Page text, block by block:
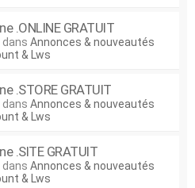
.ONLINE GRATUIT
dans Annonces & nouveautés
& Lws
.STORE GRATUIT
dans Annonces & nouveautés
& Lws
.SITE GRATUIT
dans Annonces & nouveautés
& Lws